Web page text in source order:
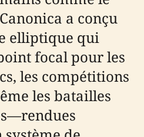
a conçu
elliptique qui
focal pour les
les compétitions
les batailles